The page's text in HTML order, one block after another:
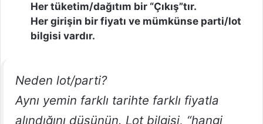
Her tüketim/dağıtım bir “Çıkış”tır.
Her girişin bir fiyatı ve mümkünse parti/lot
bilgisi vardır.
Neden lot/parti?
Aynı yemin farklı tarihte farklı fiyatla
alındığını düşünün. Lot bilgisi, “hangi